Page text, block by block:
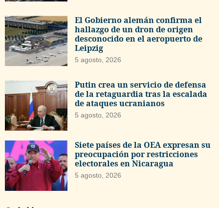
El Gobierno alemán confirma el
hallazgo de un dron de origen
desconocido en el aeropuerto de
Leipzig
5 agosto, 2026
Putin crea un servicio de defensa
de la retaguardia tras la escalada
de ataques ucranianos
5 agosto, 2026
Siete países de la OEA expresan su
preocupación por restricciones
electorales en Nicaragua
5 agosto, 2026